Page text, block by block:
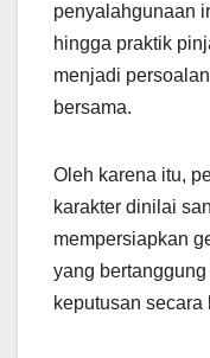
penyalahgunaan
hingga praktik
menjadi
bersama.
Oleh karena itu,
karakter dinilai
mempersiapkan
yang
keputusan secara